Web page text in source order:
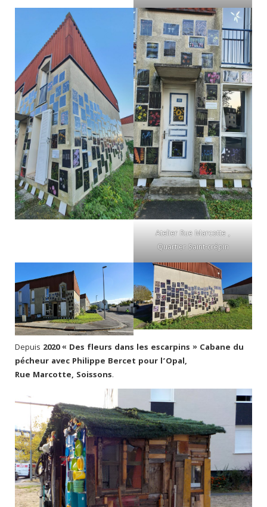
Atelier Rue Marcotte ,
Quartier Saint-crépin
Depuis 2020 « Des fleurs dans les escarpins » Cabane du
pécheur avec Philippe Bercet pour l’Opal,
Rue Marcotte, Soissons.